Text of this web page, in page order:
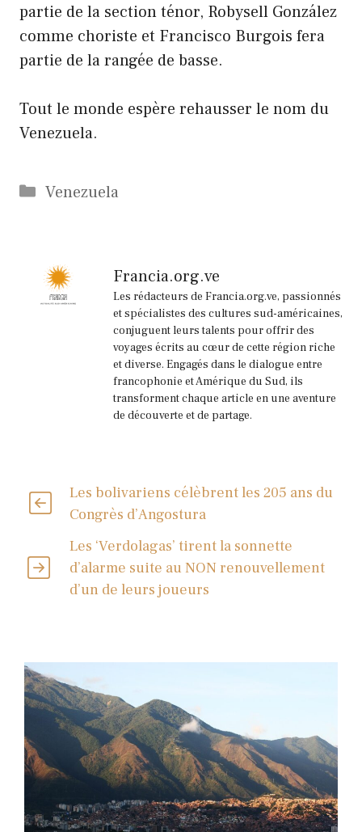
partie de la section ténor, Robysell González
comme choriste et Francisco Burgois fera
partie de la rangée de basse.
Tout le monde espère rehausser le nom du
Venezuela.
Catégories
Venezuela
Francia.org.ve
Les rédacteurs de Francia.org.ve, passionnés
et spécialistes des cultures sud-américaines,
conjuguent leurs talents pour offrir des
voyages écrits au cœur de cette région riche
et diverse. Engagés dans le dialogue entre
francophonie et Amérique du Sud, ils
transforment chaque article en une aventure
de découverte et de partage.
Les bolivariens célèbrent les 205 ans du
Congrès d’Angostura
Les ‘Verdolagas’ tirent la sonnette
d’alarme suite au NON renouvellement
d’un de leurs joueurs